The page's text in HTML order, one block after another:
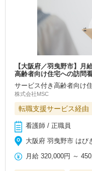
【大阪府／羽曳野市】
高齢者向け住宅への訪問
サービス付き高齢者向け
株式会社MSC
転職支援サービス経由
看護師 / 正職員
大阪府 羽曳野市 はび
月給 320,000円 ～